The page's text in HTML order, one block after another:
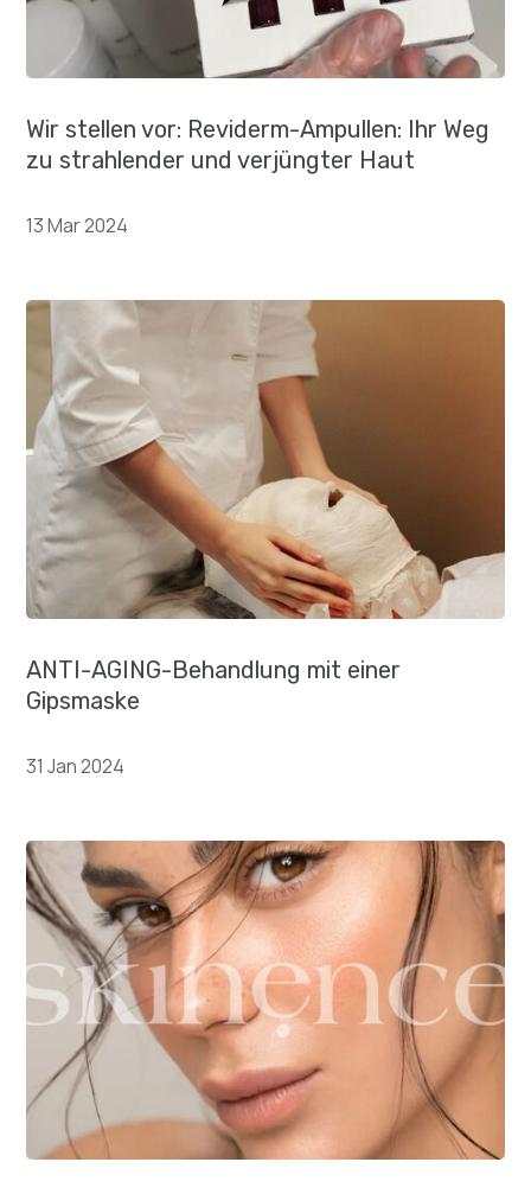
Wir stellen vor: Reviderm-Ampullen: Ihr Weg
zu strahlender und verjüngter Haut
13 Mar 2024
ANTI-AGING-Behandlung mit einer
Gipsmaske
31 Jan 2024